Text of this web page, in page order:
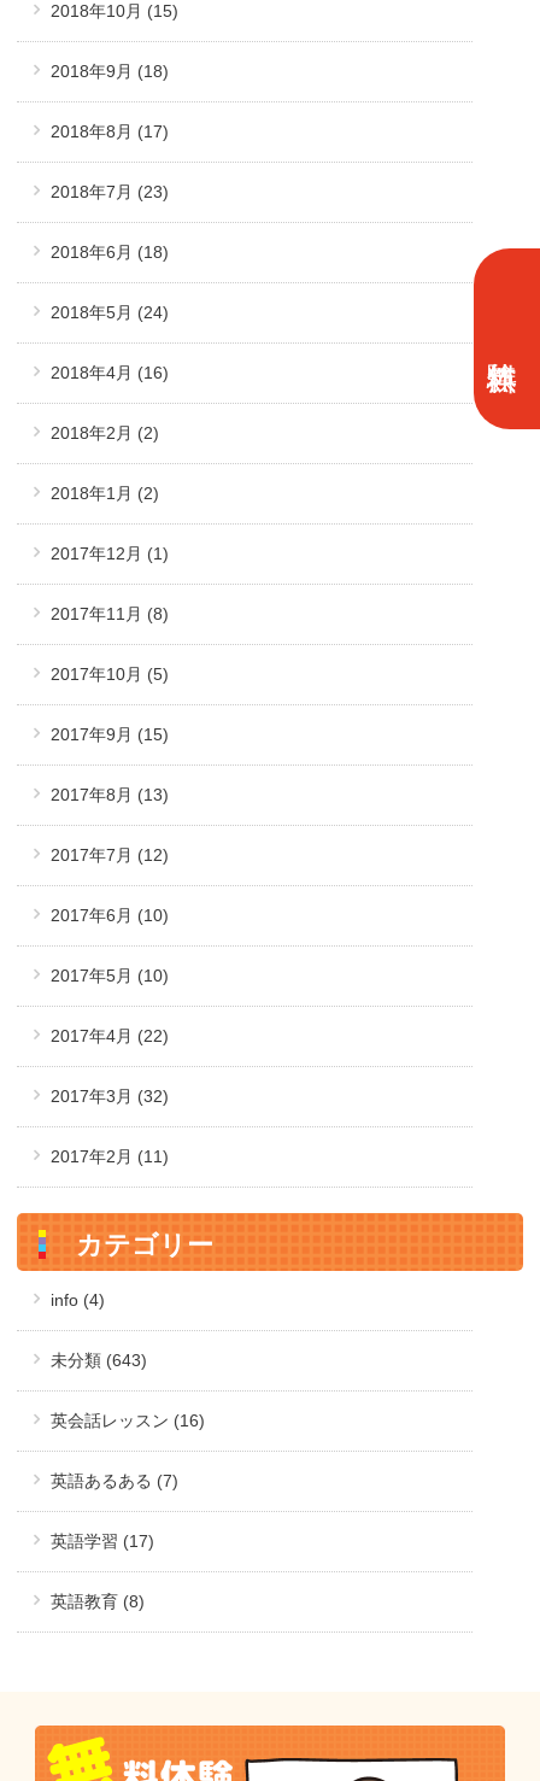
2018年10月 (15)
2018年9月 (18)
2018年8月 (17)
2018年7月 (23)
2018年6月 (18)
2018年5月 (24)
2018年4月 (16)
2018年2月 (2)
2018年1月 (2)
2017年12月 (1)
2017年11月 (8)
2017年10月 (5)
2017年9月 (15)
2017年8月 (13)
2017年7月 (12)
2017年6月 (10)
2017年5月 (10)
2017年4月 (22)
2017年3月 (32)
2017年2月 (11)
カテゴリー
info (4)
未分類 (643)
英会話レッスン (16)
英語あるある (7)
英語学習 (17)
英語教育 (8)